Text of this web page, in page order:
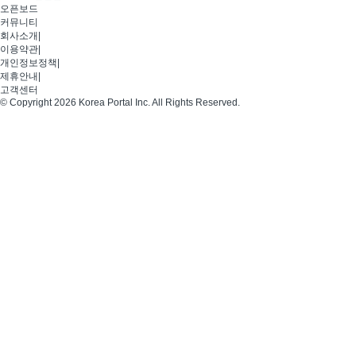
오픈보드
커뮤니티
회사소개
이용약관
개인정보정책
제휴안내
고객센터
© Copyright 2026 Korea Portal Inc. All Rights Reserved.